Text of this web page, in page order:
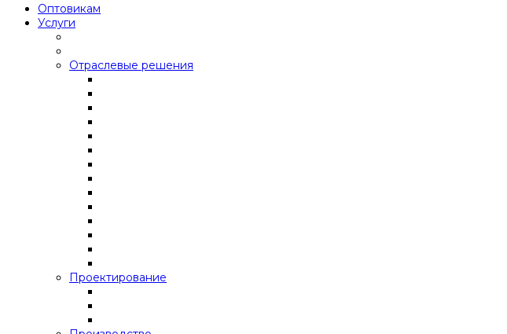
Оптовикам
Услуги
Отраслевые решения
Проектирование